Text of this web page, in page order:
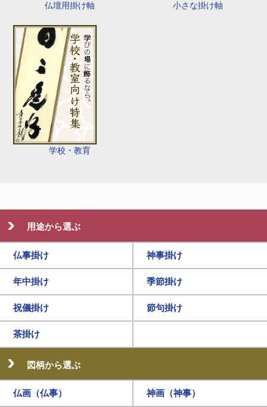
仏壇用掛け軸 小さな掛け軸
学校・教育
用途から選ぶ
仏事掛け 神事掛け
年中掛け 季節掛け
祝儀掛け 節句掛け
茶掛け
図柄から選ぶ
仏画（仏事） 神画（神事）